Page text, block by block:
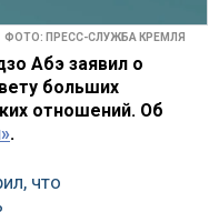
ФОТО: ПРЕСС-СЛУЖБА КРЕМЛЯ
Абэ заявил о
больших
отношений. Об
.
что